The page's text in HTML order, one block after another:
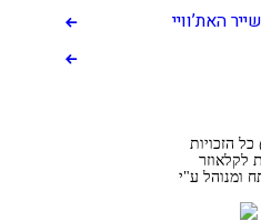
האת’וויי
@ כל הזכויות
לקלאוזר
ומנוהל ע"י